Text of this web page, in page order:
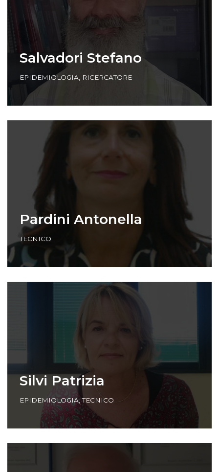
Salvadori Stefano
EPIDEMIOLOGIA, RICERCATORE
Pardini Antonella
TECNICO
Silvi Patrizia
EPIDEMIOLOGIA,TECNICO